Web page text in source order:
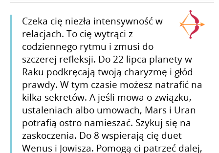
Czeka cię niezła intensywność w
relacjach. To cię wytrąci z
codziennego rytmu i zmusi do
szczerej refleksji. Do 22 lipca planety w
Raku podkręcają twoją charyzmę i głód
prawdy. W tym czasie możesz natrafić na
kilka sekretów. A jeśli mowa o związku,
ustaleniach albo umowach, Mars i Uran
potrafią ostro namieszać. Szykuj się na
zaskoczenia. Do 8 wspierają cię duet
Wenus i Jowisza. Pomogą ci patrzeć dalej,